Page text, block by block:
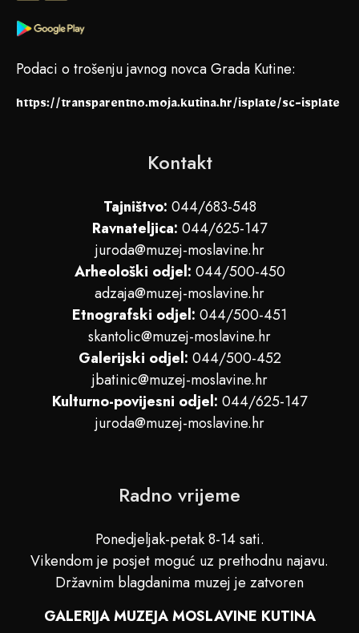
Podaci o trošenju javnog novca Grada Kutine:
https://transparentno.moja.kutina.hr/isplate/sc-isplate
Kontakt
Tajništvo: 044/683-548
Ravnateljica: 044/625-147
juroda@muzej-moslavine.hr
Arheološki odjel: 044/500-450
adzaja@muzej-moslavine.hr
Etnografski odjel: 044/500-451
skantolic@muzej-moslavine.hr
Galerijski odjel: 044/500-452
jbatinic@muzej-moslavine.hr
Kulturno-povijesni odjel: 044/625-147
juroda@muzej-moslavine.hr
Radno vrijeme
Ponedjeljak-petak 8-14 sati.
Vikendom je posjet moguć uz prethodnu najavu.
Državnim blagdanima muzej je zatvoren
GALERIJA MUZEJA MOSLAVINE KUTINA